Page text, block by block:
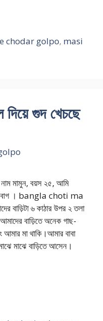
chodar golpo, masi
দিয়ে গুদ খেচছে
মামুন, বয়স ২৫, আমি
। bangla choti ma
বাড়িটা ৬ কাঠার উপর ২ তলা
আমাদের বাড়িতে অনেক গাছ-
আমার মা থাকি।আমার বাবা
মাঝে বাড়িতে আসেন।